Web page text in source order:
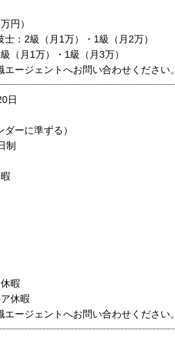
円）
：2級（月1万）・1級（月2万）
（月1万）・1級（月3万）
ージェントへお問い合わせください。
日
ダーに準ずる）
制
暇
休暇
ージェントへお問い合わせください。